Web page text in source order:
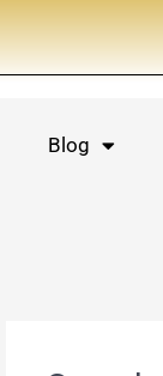
Blog